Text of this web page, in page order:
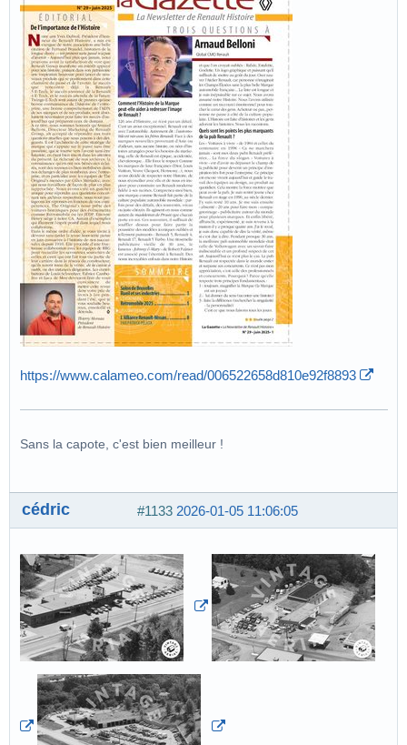
https://www.calameo.com/read/006522658d810e92f8893
Sans la capote, c'est bien meilleur !
#1133 2026-01-05 11:06:05
cédric